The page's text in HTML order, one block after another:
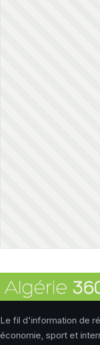
Le fil d'information de
économie, sport et